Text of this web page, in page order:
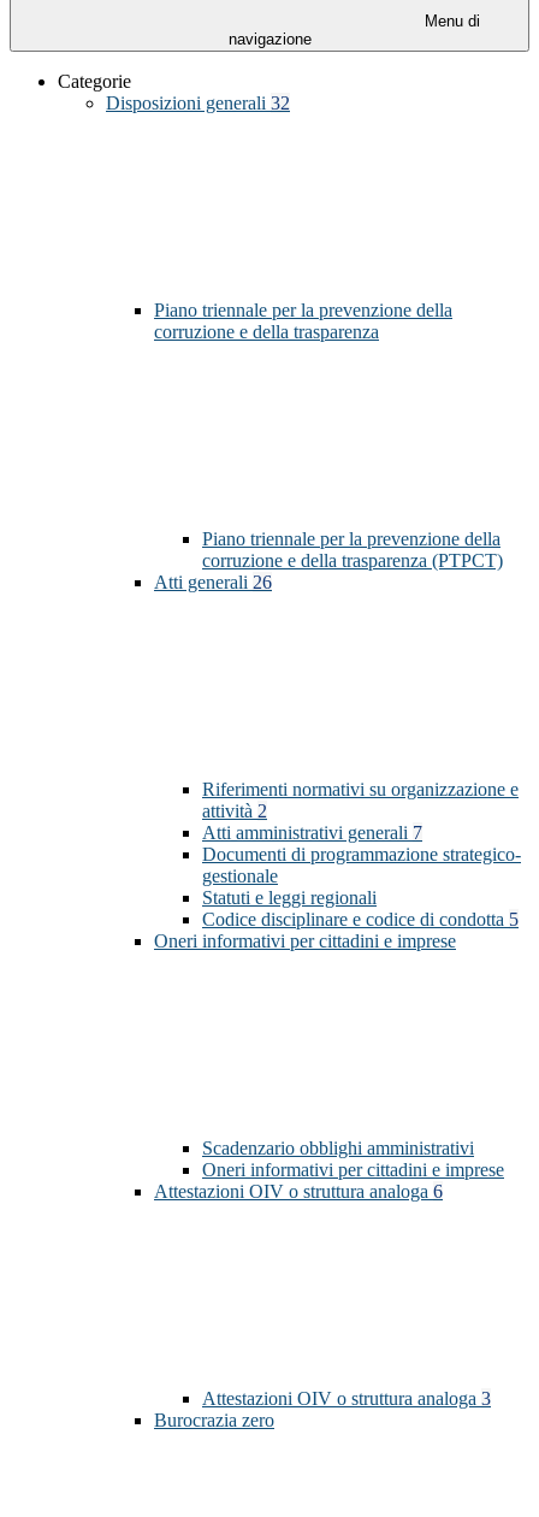
Menu di
navigazione
Categorie
Disposizioni generali 32
Piano triennale per la prevenzione della
corruzione e della trasparenza
Piano triennale per la prevenzione della
corruzione e della trasparenza (PTPCT)
Atti generali 26
Riferimenti normativi su organizzazione e
attività 2
Atti amministrativi generali 7
Documenti di programmazione strategico-
gestionale
Statuti e leggi regionali
Codice disciplinare e codice di condotta 5
Oneri informativi per cittadini e imprese
Scadenzario obblighi amministrativi
Oneri informativi per cittadini e imprese
Attestazioni OIV o struttura analoga 6
Attestazioni OIV o struttura analoga 3
Burocrazia zero